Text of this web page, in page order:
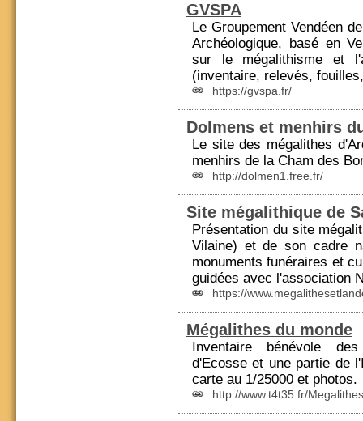
GVSPA
Le Groupement Vendéen
Archéologique, basé en
sur le mégalithisme et
(inventaire, relevés,
https://gvspa.fr/
Dolmens et menhirs
Le site des mégalithes
menhirs de la Cham des
http://dolmen1.free.fr/
Site mégalithique de
Présentation du site
Vilaine) et de son cadre
monuments funéraires et
guidées avec l'association
https://
Mégalithes du monde
Inventaire bénévole
d'Ecosse et une partie de
carte au 1/25000 et photos.
http://www.t4t35.fr/